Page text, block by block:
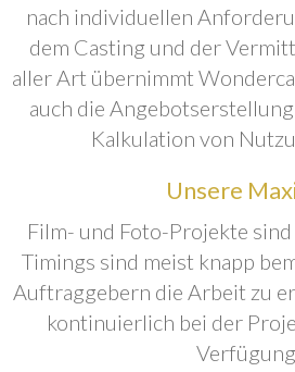
nach individuellen
dem Casting und der
aller Art übernimmt
auch die
Kalkulation von
Unsere
Film- und Foto-Projekte
Timings sind meist knapp
Auftraggebern die Arbeit zu
kontinuierlich bei der